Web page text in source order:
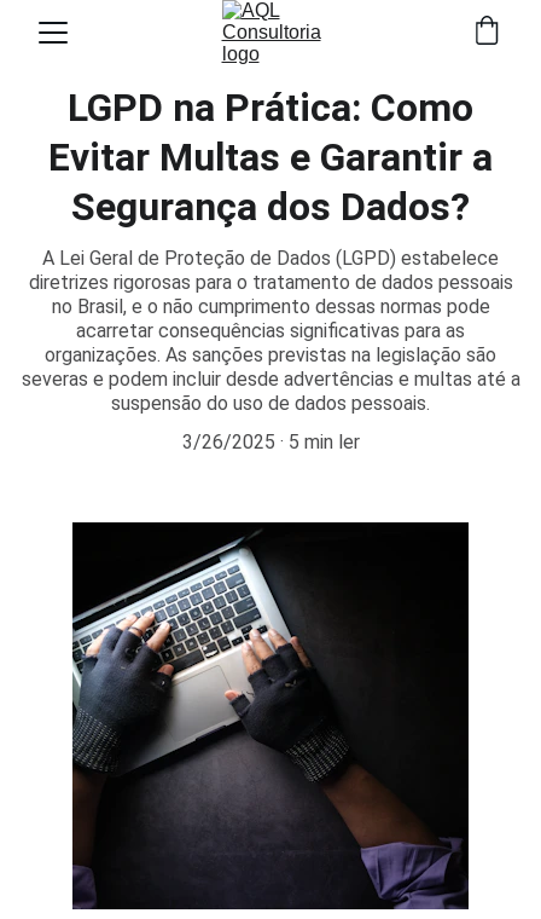
LGPD na Prática: Como
Evitar Multas e Garantir a
Segurança dos Dados?
A Lei Geral de Proteção de Dados (LGPD) estabelece
diretrizes rigorosas para o tratamento de dados pessoais
no Brasil, e o não cumprimento dessas normas pode
acarretar consequências significativas para as
organizações. As sanções previstas na legislação são
severas e podem incluir desde advertências e multas até a
suspensão do uso de dados pessoais.
3/26/2025
5 min ler